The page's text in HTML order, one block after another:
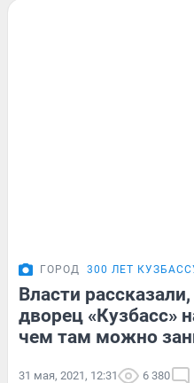
ГОРОД 300 ЛЕТ
Власти
дворец «Кузбасс»
чем там можно
31 мая, 2021, 12:31 6 380